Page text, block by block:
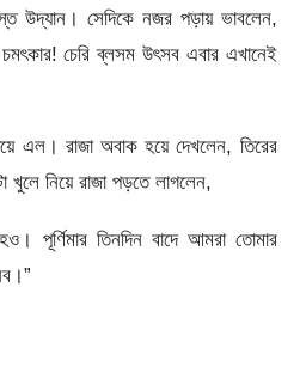
উদ্যান। সেদিকে নজর পড়ায় ভাবলেন,
চেরি ব্লসম উৎসব এবার এখানেই
এল। রাজা অবাক হয়ে দেখলেন, তিরের
খুলে নিয়ে রাজা পড়তে লাগলেন,
পূর্ণিমার তিনদিন বাদে আমরা তোমার